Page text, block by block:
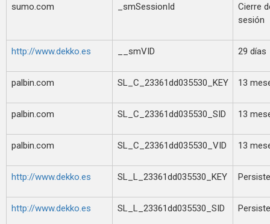
sumo.com _smSessionId
Cierre
sesión
http://www.dekko.es __smVID 29 días
palbin.com SL_C_23361dd035530_KEY 13
palbin.com SL_C_23361dd035530_SID 13
palbin.com SL_C_23361dd035530_VID 13
http://www.dekko.es SL_L_23361dd035530_KEY
http://www.dekko.es SL_L_23361dd035530_SID